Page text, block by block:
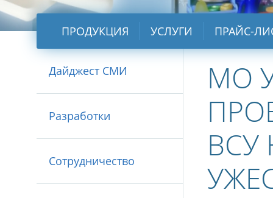
ПРОДУКЦИЯ УСЛУГИ ПРАЙС-
Дайджест СМИ
Разработки
Сотрудничество
МО
ВСУ